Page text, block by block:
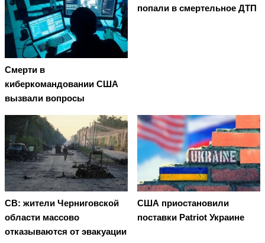
Смерти в
киберкомандовании США
вызвали вопросы
попали в смертельное ДТП
СВ: жители Черниговской
области массово
отказываются от эвакуации
США приостановили
поставки Patriot Украине